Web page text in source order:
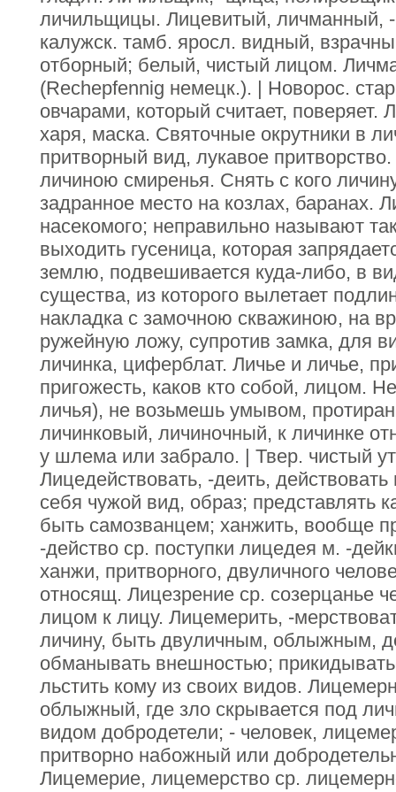
личильщицы. Лицевитый, личманный,
калужск. тамб. яросл. видный,
отборный; белый, чистый лицом.
(Rechepfennig немецк.). | Новорос.
овчарами, который считает,
харя, маска. Святочные окрутники в
притворный вид, лукавое
личиною смиренья. Снять с кого
задранное место на козлах, баранах.
насекомого; неправильно называют
выходить гусеница, которая
землю, подвешивается куда-либо, в
существа, из которого вылетает
накладка с замочною скважиною, на
ружейную ложу, супротив замка, для
личинка, циферблат. Личье и личье,
пригожесть, каков кто собой, лицом.
личья), не возьмешь умывом,
личинковый, личиночный, к личинке
у шлема или забрало. | Твер. чистый
Лицедействовать, -деить,
себя чужой вид, образ; представлять
быть самозванцем; ханжить, вообще
-действо ср. поступки лицедея м. -
ханжи, притворного, двуличного
относящ. Лицезрение ср. созерцанье
лицом к лицу. Лицемерить, -
личину, быть двуличным, облыжным,
обманывать внешностью;
льстить кому из своих видов.
облыжный, где зло скрывается под
видом добродетели; - человек,
притворно набожный или
Лицемерие, лицемерство ср.